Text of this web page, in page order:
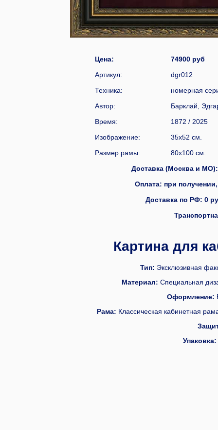
Цена:
74900
Артикул:
dgr012
Техника:
номерная
Автор:
Барклай,
Время:
1872 / 2025
Изображение:
35x52 см.
Размер рамы:
80x100 см.
Доставка (Москва и
Оплата: при
Доставка по РФ: 0
Картина для
Тип: Эксклюзивная
Материал: Специальная
Оформление:
Рама: Классическая кабинетная
Упаковка: